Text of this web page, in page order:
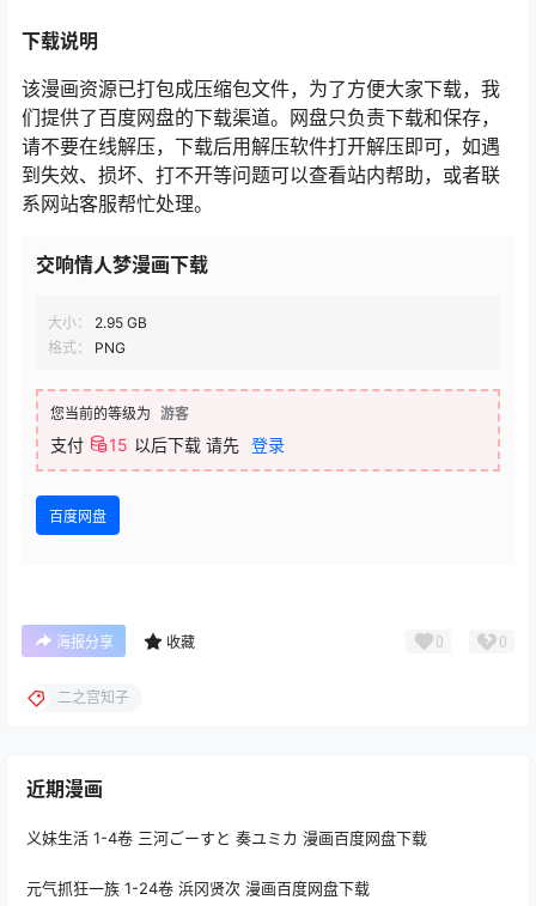
下载说明
该漫画资源已打包成压缩包文件，为了方便大家下载，我
们提供了百度网盘的下载渠道。网盘只负责下载和保存，
请不要在线解压，下载后用解压软件打开解压即可，如遇
到失效、损坏、打不开等问题可以查看站内帮助，或者联
系网站客服帮忙处理。
交响情人梦漫画下载
大小：
2.95 GB
格式：
PNG
您当前的等级为 游客
支付 15 以后下载 请先 登录
百度网盘
海报分享 收藏 0 0
二之宫知子
近期漫画
义妹生活 1-4卷 三河ごーすと 奏ユミカ 漫画百度网盘下载
元气抓狂一族 1-24卷 浜冈贤次 漫画百度网盘下载